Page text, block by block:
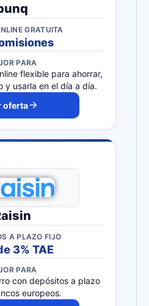
GRATUITA
PARA
flexible para ahorrar,
y usarla en el día a día.
oferta
A PLAZO FIJO
3% TAE
PARA
con depósitos a plazo
europeos.